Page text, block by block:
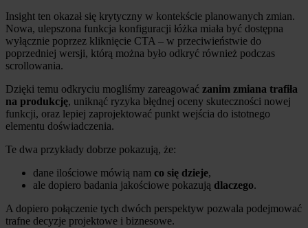
Insight ten okazał się krytyczny w kontekście planowanych zmian.
Nowa, ulepszona funkcja konfiguracji łóżka miała być dostępna
wyłącznie poprzez kliknięcie CTA – w przeciwieństwie do
poprzedniej wersji, którą można było odkryć również podczas
scrollowania.
Dzięki temu odkryciu mogliśmy zareagować zanim zmiana trafiła
na produkcję, uniknąć ryzyka błędnej oceny skuteczności nowej
funkcji, oraz lepiej zaprojektować punkt wejścia do istotnego
elementu doświadczenia.
Te dwa przykłady dobrze pokazują, że:
dane ilościowe mówią nam co się dzieje,
ale dopiero badania jakościowe pokazują dlaczego.
A dopiero połączenie tych dwóch perspektyw pozwala podejmować
trafne decyzje projektowe i biznesowe.